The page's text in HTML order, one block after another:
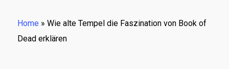
Home » Wie alte Tempel die Faszination von Book of
Dead erklären